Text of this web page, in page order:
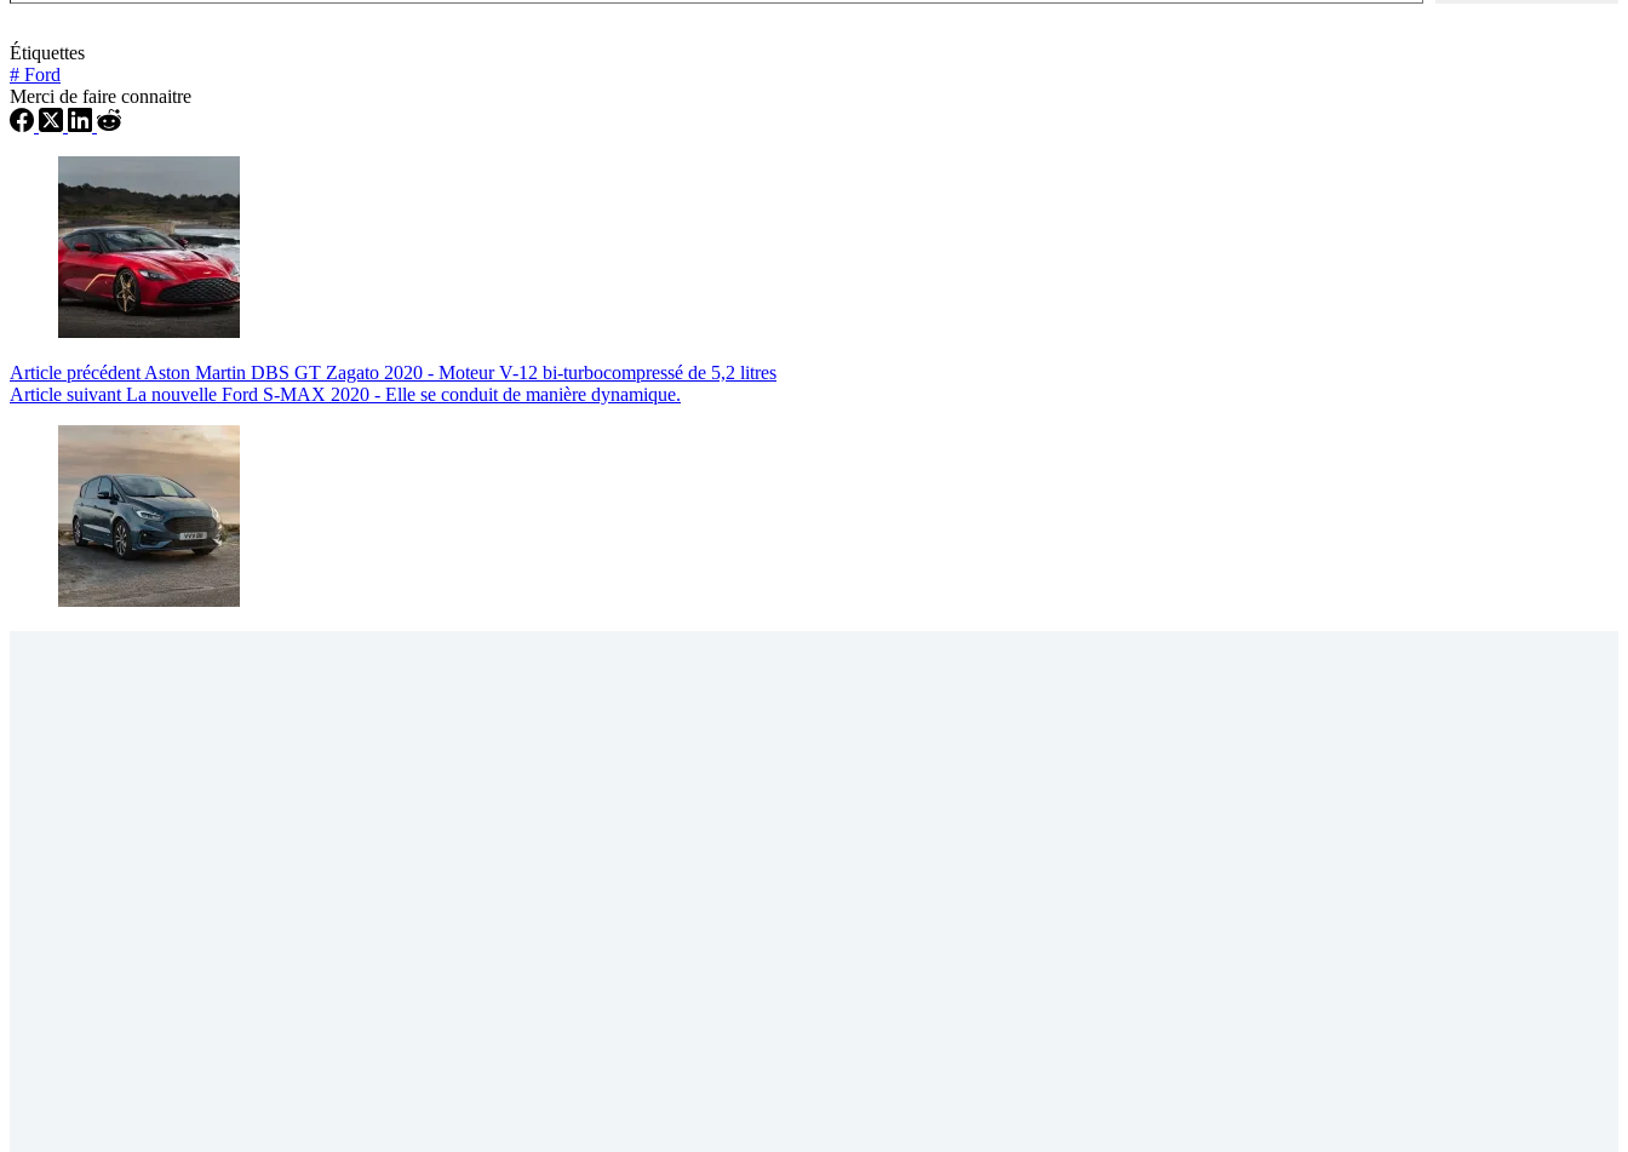
Étiquettes
# Ford
Merci de faire connaitre
Article précédent Aston Martin DBS GT Zagato 2020 - Moteur V-12 bi-turbocompressé de 5,2 litres
Article suivant La nouvelle Ford S-MAX 2020 - Elle se conduit de manière dynamique.